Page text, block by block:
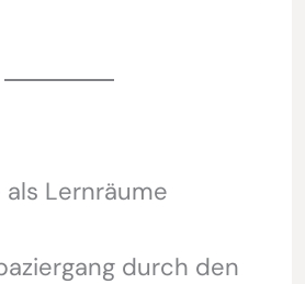
als Lernräume
durch den